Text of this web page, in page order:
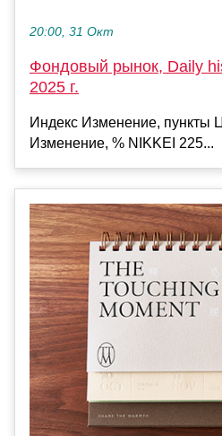
20:00, 31 Окт
Фондовый рынок, Daily
2025 г.
Индекс Изменение, пункты
Изменение, % NIKKEI 225...